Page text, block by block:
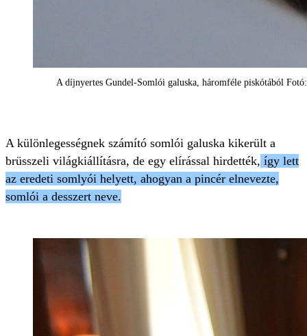
A díjnyertes Gundel-Somlói galuska, háromféle piskótából
A különlegességnek számító somlói galuska kikerült a
brüsszeli világkiállításra, de egy elírással hirdették, így lett
az eredeti somlyói helyett, ahogyan a pincér elnevezte,
somlói a desszert neve.